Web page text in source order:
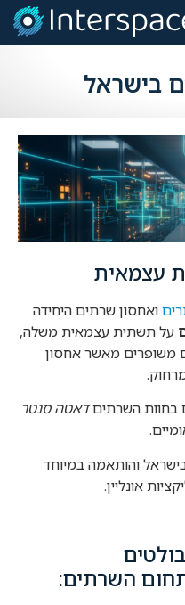
בישראל
עצמאית
ואחסון שרתים היחידה
על תשתית עצמאית משלה,
משופרים מאשר אחסון
בחוות השרתיםדאטה סנטר
והותאמה במיוחד
אונליין.
השרתים: